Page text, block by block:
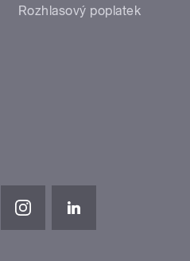
Rozhlasový poplatek